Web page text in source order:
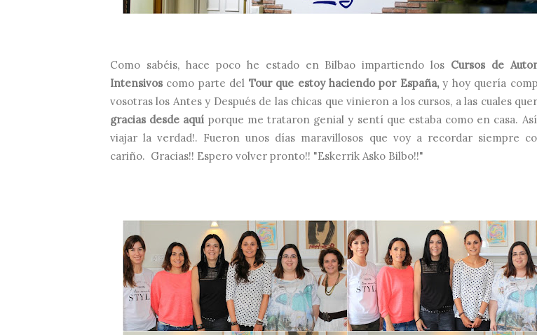
Como sabéis, hace poco he estado en Bilbao impartiendo los Cursos de
Intensivos como parte del Tour que estoy haciendo por España,y hoy quería
vosotras los Antes y Después de las chicas que vinieron a los cursos, a las cuales
gracias desde aquí porque me trataron genial y sentí que estaba como en casa.
viajar la verdad!. Fueron unos días maravillosos que voy a recordar siempre
cariño. Gracias!! Espero volver pronto!! "Eskerrik Asko Bilbo!!"